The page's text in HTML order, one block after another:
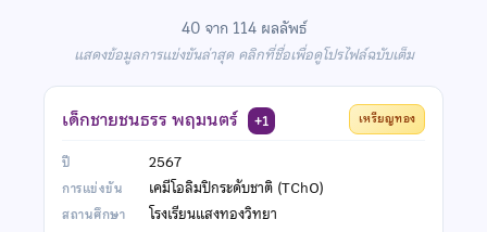
40 จาก 114 ผลลัพธ์
แสดงข้อมูลการแข่งขันล่าสุด คลิกที่ชื่อเพื่อดูโปรไฟล์ฉบับเต็ม
เด็กชายชนธรร พฤมนตร์ +1
2567
เคมีโอลิมปิกระดับชาติ (TChO)
เหรียญทอง
โรงเรียนแสงทองวิทยา